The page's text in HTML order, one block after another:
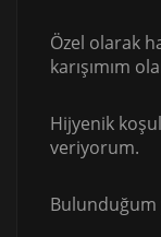
Özel olarak
karışımım
Hijyenik
veriyorum.
Bulunduğum